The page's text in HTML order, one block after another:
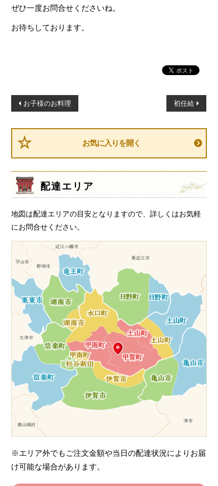
ぜひ一度お問合せくださいね。
お待ちしております。
投
稿
ナ
ビ
ゲ
ー
シ
ョ
ン
お子様のお料理 初任給
お気に入りを開く
配達エリア
地図は配達エリアの目安となりますので、詳しくはお気軽
にお問合せください。
※エリア外でもご注文金額や当日の配達状況により お届
け可能な場合があります。